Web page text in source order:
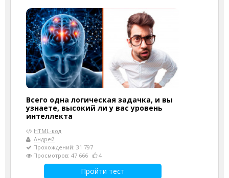
Всего одна логическая задачка, и вы
узнаете, высокий ли у вас уровень
интеллекта
HTML-код
Андрей
Прохождений: 31 797
Просмотров: 47 666
4
Пройти тест